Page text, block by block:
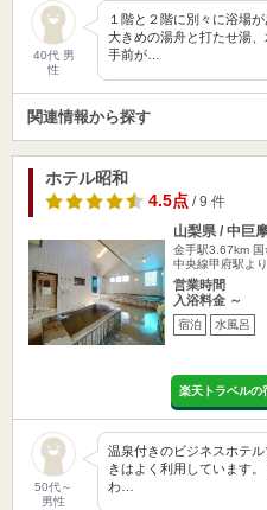
40代 男
性
１階と２階に別々に浴場
大きめの湯舟と打たせ湯
手前が…
関連情報から探す
ホテル昭和
4.5点/ 9 件
山梨県 / 中巨
金手駅3.67km
中央線甲府駅よ
営業時間
入浴料金 ～
宿泊 水風呂
楽天トラベルの
50代～
男性
温泉付きのビジネスホテ
きはよく利用しています
わ…